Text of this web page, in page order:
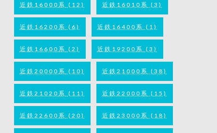
近鉄16000系 (12) 近鉄16010系 (3)
近鉄16200系 (6) 近鉄16400系 (1)
近鉄16600系 (2) 近鉄19200系 (3)
近鉄20000系 (10) 近鉄21000系 (38)
近鉄21020系 (11) 近鉄22000系 (15)
近鉄22600系 (20) 近鉄23000系 (18)